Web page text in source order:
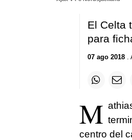
El Celta
para
07 ago 2018.
M
centro del